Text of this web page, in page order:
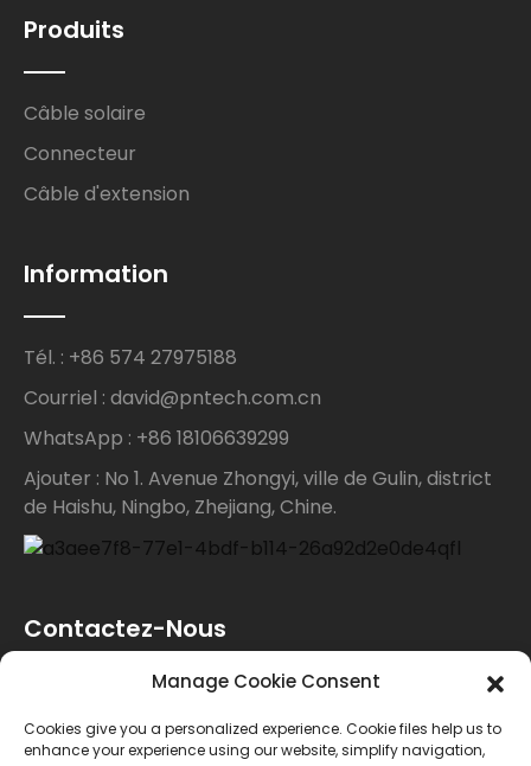
Produits
Câble solaire
Connecteur
Câble d'extension
Information
Tél. : +86 574 27975188
Courriel : david@pntech.com.cn
WhatsApp : +86 18106639299
Ajouter : No 1. Avenue Zhongyi, ville de Gulin, district
de Haishu, Ningbo, Zhejiang, Chine.
Contactez-Nous
produits ou notre liste de prix, veuillez nous laisser
Manage Cookie Consent
Cookies give you a personalized experience. Cookie files help us to
enhance your experience using our website, simplify navigation,